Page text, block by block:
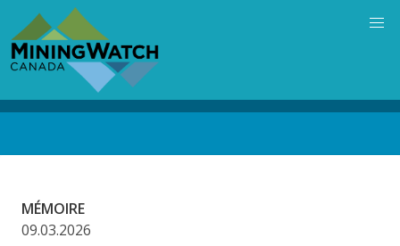
main
content
MÉMOIRE
09.03.2026